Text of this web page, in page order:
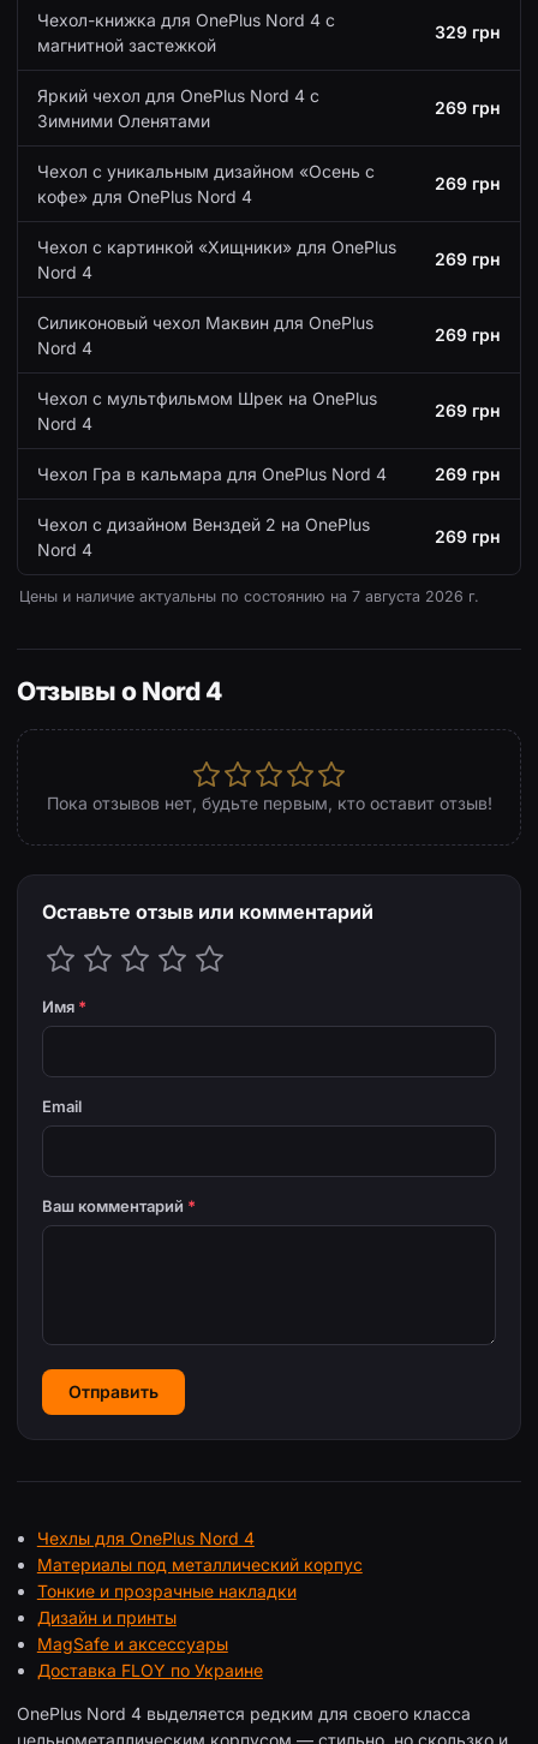
Чехол-книжка для OnePlus Nord 4 с
магнитной застежкой
329 грн
Яркий чехол для OnePlus Nord 4 с
Зимними Оленятами
269 грн
Чехол с уникальным дизайном «Осень с
кофе» для OnePlus Nord 4
269 грн
Чехол с картинкой «Хищники» для OnePlus
Nord 4
269 грн
Силиконовый чехол Маквин для OnePlus
Nord 4
269 грн
Чехол с мультфильмом Шрек на OnePlus
Nord 4
269 грн
Чехол Гра в кальмара для OnePlus Nord 4 269 грн
Чехол с дизайном Венздей 2 на OnePlus
Nord 4
269 грн
Цены и наличие актуальны по состоянию на 7 августа 2026 г.
Отзывы о Nord 4
Пока отзывов нет, будьте первым, кто оставит отзыв!
Оставьте отзыв или комментарий
Имя *
Email
Ваш комментарий *
Отправить
Чехлы для OnePlus Nord 4
Материалы под металлический корпус
Тонкие и прозрачные накладки
Дизайн и принты
MagSafe и аксессуары
Доставка FLOY по Украине
OnePlus Nord 4 выделяется редким для своего класса